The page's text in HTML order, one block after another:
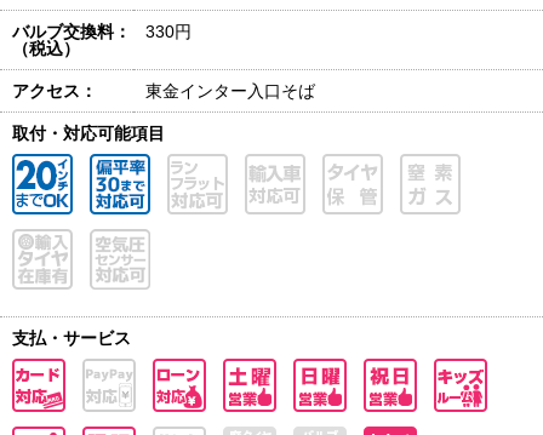
バルブ交換料：
（税込）
330円
アクセス： 東金インター入口そば
取付・対応可能項目
支払・サービス